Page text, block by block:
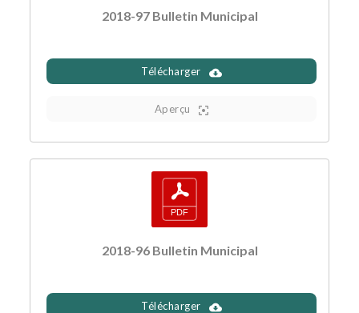
2018-97 Bulletin Municipal
Télécharger
Aperçu
2018-96 Bulletin Municipal
Télécharger